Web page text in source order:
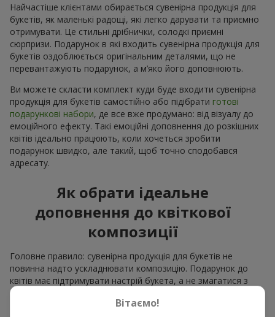
Найчастіше клієнтами обирається сувенірна продукція для
букетів, як маленькі радощі, які легко дарувати та приємно
отримувати. Це стильні дрібнички, солодкі приємні
сюрпризи. Подарунок в які входить сувенірна продукція для
букетів оздоблюється оригінальним деталями, що не
перевантажують подарунок, а м’яко його доповнюють.
Ви можете скласти комплект куди буде входити сувенірна
продукція для букетів самостійно або підібрати готові
подарункові набори, де все вже продумано: від візуалу до
емоційного ефекту. Такі емоційні доповнення до розкішних
квітів ідеально працюють, коли хочеться зробити
подарунок швидко, але такий, щоб точно сподобався
адресату.
Як обрати ідеальне
доповнення до квіткової
композиції
Головне правило: сувенірна продукція для букетів не
повинна надто ускладнювати композицію. Подарунок до
квітів має підтримувати настрій букета, а не змагатися з
ним. Для ніжних композицій підійде сувенірна продукція для
букетів, як легкі символічні додатки та легкі елементи
Вітаємо!